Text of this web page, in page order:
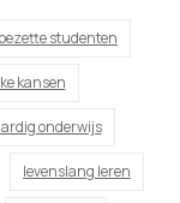
studenten
kansen
onderwijs
levenslang leren